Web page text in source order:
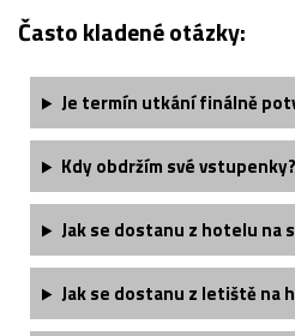
Často kladené otázky:
Je termín utkání finálně
Kdy obdržím své vstupenky?
Jak se dostanu z hotelu na
Jak se dostanu z letiště na